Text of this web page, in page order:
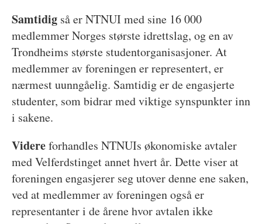
Samtidigså er NTNUI med sine 16 000
medlemmer Norges største idrettslag, og en av
Trondheims største studentorganisasjoner. At
medlemmer av foreningen er representert, er
nærmest uunngåelig. Samtidig er de engasjerte
studenter, som bidrar med viktige synspunkter inn
i sakene.
Videreforhandles NTNUIs økonomiske avtaler
med Velferdstinget annet hvert år. Dette viser at
foreningen engasjerer seg utover denne ene saken,
ved at medlemmer av foreningen også er
representanter i de årene hvor avtalen ikke